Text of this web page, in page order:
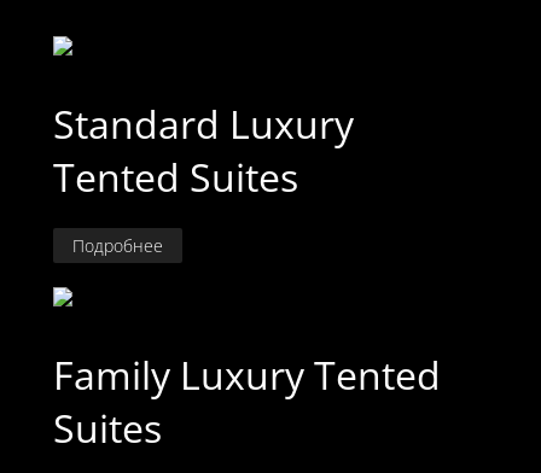
Standard Luxury
Tented Suites
Подробнее
Family Luxury Tented
Suites